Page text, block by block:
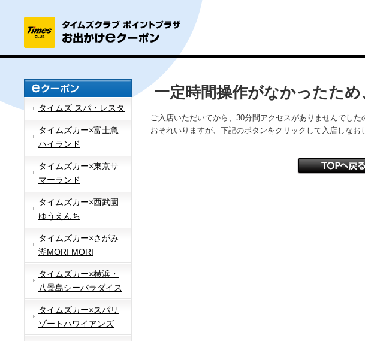
タイムズ スパ・レスタ
タイムズカー×富士急
ハイランド
タイムズカー×東京サ
マーランド
タイムズカー×西武園
ゆうえんち
タイムズカー×さがみ
湖MORI MORI
タイムズカー×横浜・
八景島シーパラダイス
タイムズカー×スパリ
ゾートハワイアンズ
一定時間操作がなかったた
ご入店いただいてから、30分間アクセスがありませんでした
おそれいりますが、下記のボタンをクリックして入店しなお